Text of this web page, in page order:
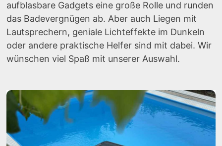
aufblasbare Gadgets eine große Rolle und runden
das Badevergnügen ab. Aber auch Liegen mit
Lautsprechern, geniale Lichteffekte im Dunkeln
oder andere praktische Helfer sind mit dabei. Wir
wünschen viel Spaß mit unserer Auswahl.